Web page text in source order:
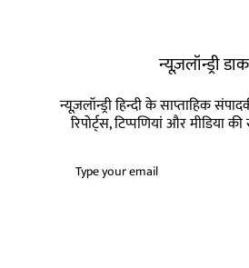
न्यूज़लॉन्ड्री डाक
न्यूज़लॉन्ड्री हिन्दी के साप्ताहिक
रिपोर्ट्स, टिप्पणियां और मीडिया